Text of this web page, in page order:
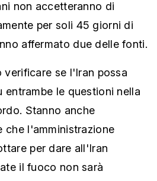
non accetteranno di
per soli 45 giorni di
affermato due delle fonti.
se l'Iran possa
entrambe le questioni nella
Stanno anche
che l'amministrazione
per dare all'Iran
il fuoco non sarà